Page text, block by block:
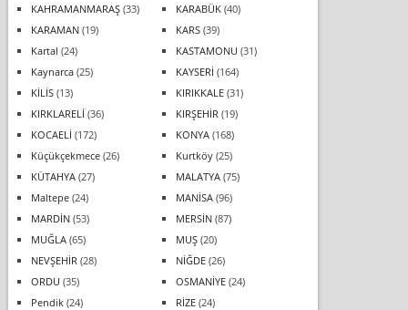
KAHRAMANMARAŞ(33) KARABÜK(40)
KARAMAN(19) KARS(39)
Kartal (24) KASTAMONU (31)
Kaynarca(25) KAYSERİ (164)
KİLİS(13) KIRIKKALE(31)
KIRKLARELİ (36) KIRŞEHİR (19)
KOCAELİ (172) KONYA(168)
Küçükçekmece(26) Kurtköy(25)
KÜTAHYA(27) MALATYA(75)
Maltepe(24) MANİSA(96)
MARDİN(53) MERSİN(87)
MUĞLA(65) MUŞ(20)
NEVŞEHİR (28) NİĞDE(26)
ORDU (35) OSMANİYE(24)
Pendik(24) RİZE(24)